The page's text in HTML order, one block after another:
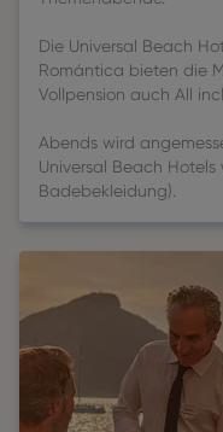
Die Universal Beach
Romántica bieten die
Vollpension auch All
Abends wird
Universal Beach
Badebekleidung).